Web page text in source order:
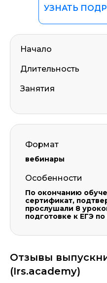
УЗНАТЬ
Начало
Длительность
Занятия
Формат
вебинары
Особенности
По окончанию
сертификат,
прослушали 8
подготовке к ЕГЭ
Отзывы
(Irs.academy)